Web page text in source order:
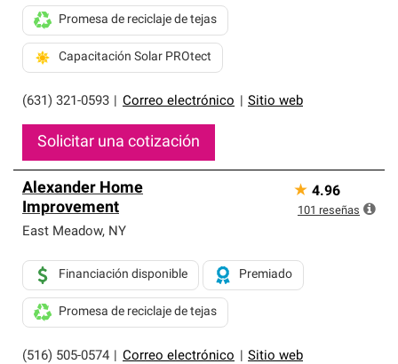
(631) 321-0593 Correo electrónico Sitio web
Promesa de reciclaje de tejas
Capacitación Solar PROtect
Solicitar una cotización
Alexander Home
Improvement
East Meadow, NY
(516) 505-0574 Correo electrónico Sitio web
Financiación disponible Premiado
Promesa de reciclaje de tejas
★ 4.96
101 reseñas